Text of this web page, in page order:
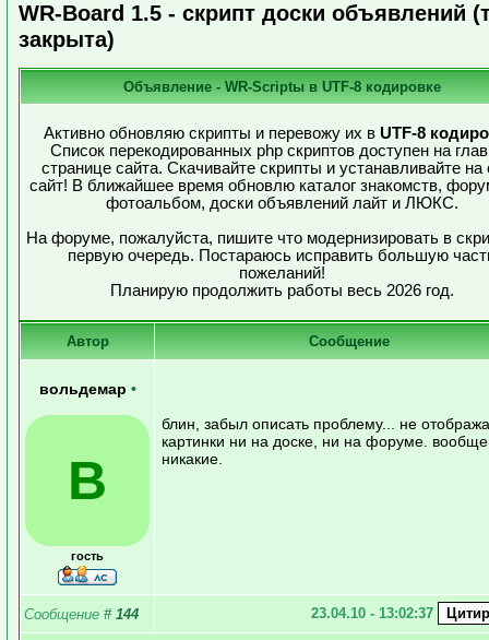
WR-Board 1.5 - скрипт доски объявлений
закрыта)
Объявление - WR-Scriptы в UTF-8 кодировке
Активно обновляю скрипты и перевожу их в UTF-8
Список перекодированных php скриптов доступен на
странице сайта. Скачивайте скрипты и устанавливайте на
сайт! В ближайшее время обновлю каталог знакомств,
фотоальбом, доски объявлений лайт и ЛЮКС.
На форуме, пожалуйста, пишите что модернизировать в
первую очередь. Постараюсь исправить большую
пожеланий!
Планирую продолжить работы весь 2026 год.
Автор Сообщение
вольдемар •
В
гость
блин, забыл описать проблему... не
картинки ни на доске, ни на форуме. вообще
никакие.
Сообщение # 144 23.04.10 - 13:02:37